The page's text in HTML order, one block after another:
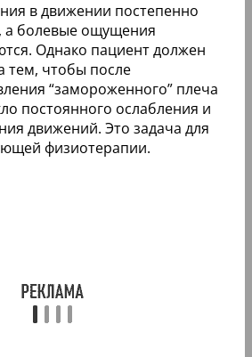
в движении постепенно
а болевые ощущения
Однако пациент должен
тем, чтобы после
“замороженного” плеча
постоянного ослабления и
движений. Это задача для
физиотерапии.